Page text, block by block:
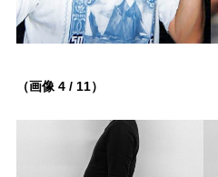
（画像 4 / 11）